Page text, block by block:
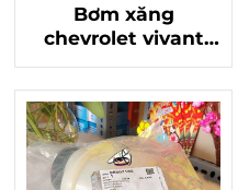
Bơm xăng
chevrolet vivant
chính hãng chất
lượng mã 42352918